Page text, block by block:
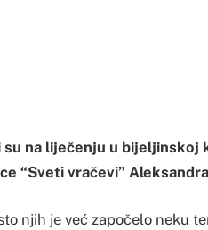
na liječenju u bijeljinskoj
“Sveti vračevi”
njih je već započelo neku